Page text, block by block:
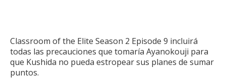
Classroom of the Elite Season 2 Episode 9 incluirá
todas las precauciones que tomaría Ayanokouji para
que Kushida no pueda estropear sus planes de sumar
puntos.